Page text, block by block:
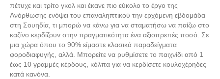
πέτυχε και τρίτο γκολ και έκανε πιο εύκολο το έργο της
Ανόρθωσης ενόψει του επαναληπτικού την ερχόμενη εβδομάδα
στη Σουηδία, τι μπορώ να κάνω για να σταματήσω να παίζω στο
καζίνο κερδίζουν στην πραγματικότητα ένα αξιοπρεπές ποσό. Σε
μια χώρα όπου το 90% είμαστε κλασικά παραδείγματα
φοροδιαφυγής, αλλά. Μπορείτε να ρυθμίσετε το παιχνίδι από 1
έως 10 γραμμές κέρδους, κόλπα για να κερδίσετε κουλοχέρηδες
κατά κανόνα.